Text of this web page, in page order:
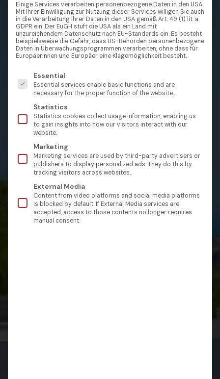
Einige Services verarbeiten personenbezogene Daten in den USA.
Mit Ihrer Einwilligung zur Nutzung dieser Services willigen Sie auch
in die Verarbeitung Ihrer Daten in den USA gemäß Art. 49 (1) lit. a
GDPR ein. Der EuGH stuft die USA als ein Land mit
unzureichendem Datenschutz nach EU-Standards ein. Es besteht
beispielsweise die Gefahr, dass US-Behörden personenbezogene
Daten in Überwachungsprogrammen verarbeiten, ohne dass für
Europäerinnen und Europäer eine Klagemöglichkeit besteht.
Es folgt eine Liste der Service-Gruppen, für die eine
Essential
Essential services enable basic functions and are
necessary for the proper function of the website.
Statistics
Statistics cookies collect usage information, enabling us
to gain insights into how our visitors interact with our
website.
Marketing
Marketing services are used by third-party advertisers or
publishers to display personalized ads. They do this by
tracking visitors across websites.
External Media
Content from video platforms and social media platforms
is blocked by default. If External Media services are
accepted, access to those contents no longer requires
manual consent.